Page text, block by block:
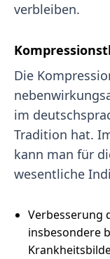
verbleiben.
Die
im
Tradition hat.
kann man für
wesentliche
Verbesserung
insbesondere